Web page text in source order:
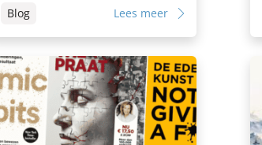
Blog Lees meer